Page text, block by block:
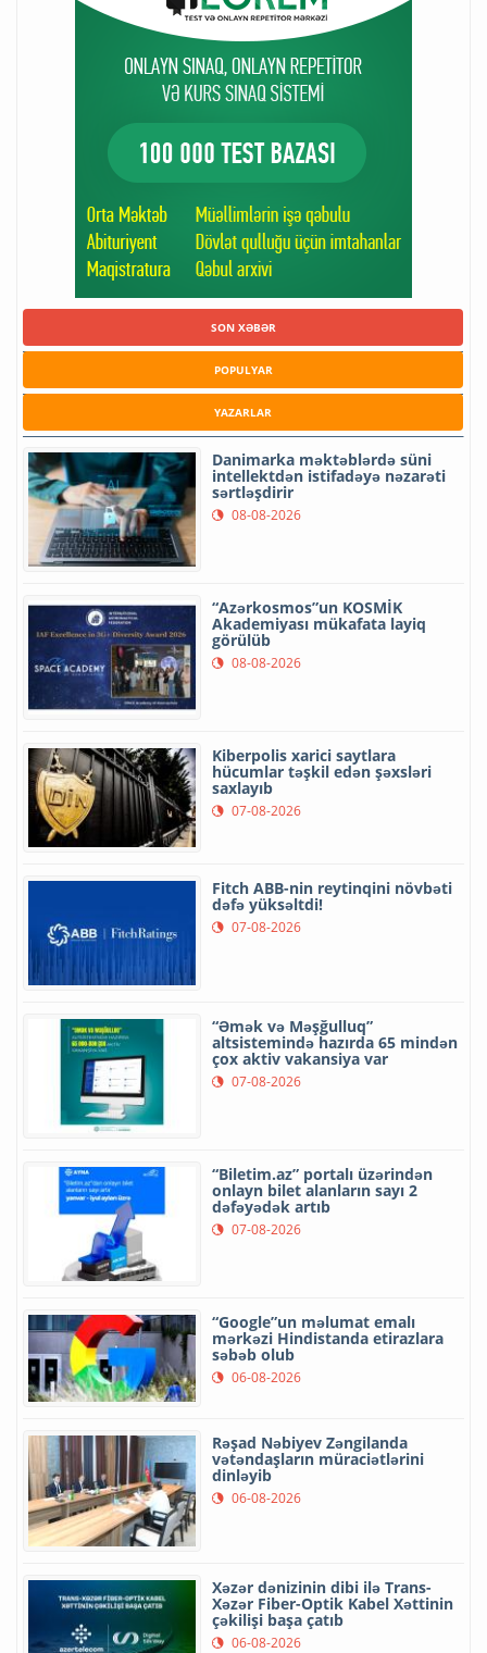
SON XƏBƏR
POPULYAR
YAZARLAR
Danimarka məktəblərdə süni
intellektdən istifadəyə nəzarəti
sərtləşdirir
08-08-2026
“Azərkosmos”un KOSMİK
Akademiyası mükafata layiq
görülüb
08-08-2026
Kiberpolis xarici saytlara
hücumlar təşkil edən şəxsləri
saxlayıb
07-08-2026
Fitch ABB-nin reytinqini növbəti
dəfə yüksəltdi!
07-08-2026
“Əmək və Məşğulluq”
altsistemində hazırda 65 mindən
çox aktiv vakansiya var
07-08-2026
“Biletim.az” portalı üzərindən
onlayn bilet alanların sayı 2
dəfəyədək artıb
07-08-2026
“Google”un məlumat emalı
mərkəzi Hindistanda etirazlara
səbəb olub
06-08-2026
Rəşad Nəbiyev Zəngilanda
vətəndaşların müraciətlərini
dinləyib
06-08-2026
Xəzər dənizinin dibi ilə Trans-
Xəzər Fiber-Optik Kabel Xəttinin
çəkilişi başa çatıb
06-08-2026